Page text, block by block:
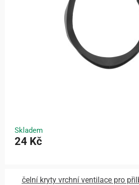
Skladem
24 Kč
čelní kryty vrchní ventilace pro